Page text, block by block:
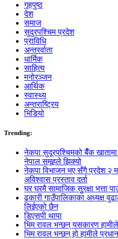
गृहपुष्ठ
देश
समाज
सुदुरपश्चिम प्रदेश
प्राविधि
अन्तरर्वाता
धार्मिक
साहित्य
मनोरञ्जन
आर्थिक
स्वास्थ्य
अन्तराष्ट्रिय
भिडियो
Trending:
नेकपा सुदूरपश्चिमको बैँक
नेपाल समूहले झिक्य‍ो
नेकपा विभाजन भए सँगै प्रदेश २
अविश्वास प्रस्ताव दर्ता
घर घरमै सामाजिक सुुरक्षा भत्ता
ढकारी गाउँपालिकाका अध्यक्ष
लिईएको छैन
डिएसपी थापा
भिम रावल भन्छन् यसकारण
भिम रावल भन्छन् हो हामीले